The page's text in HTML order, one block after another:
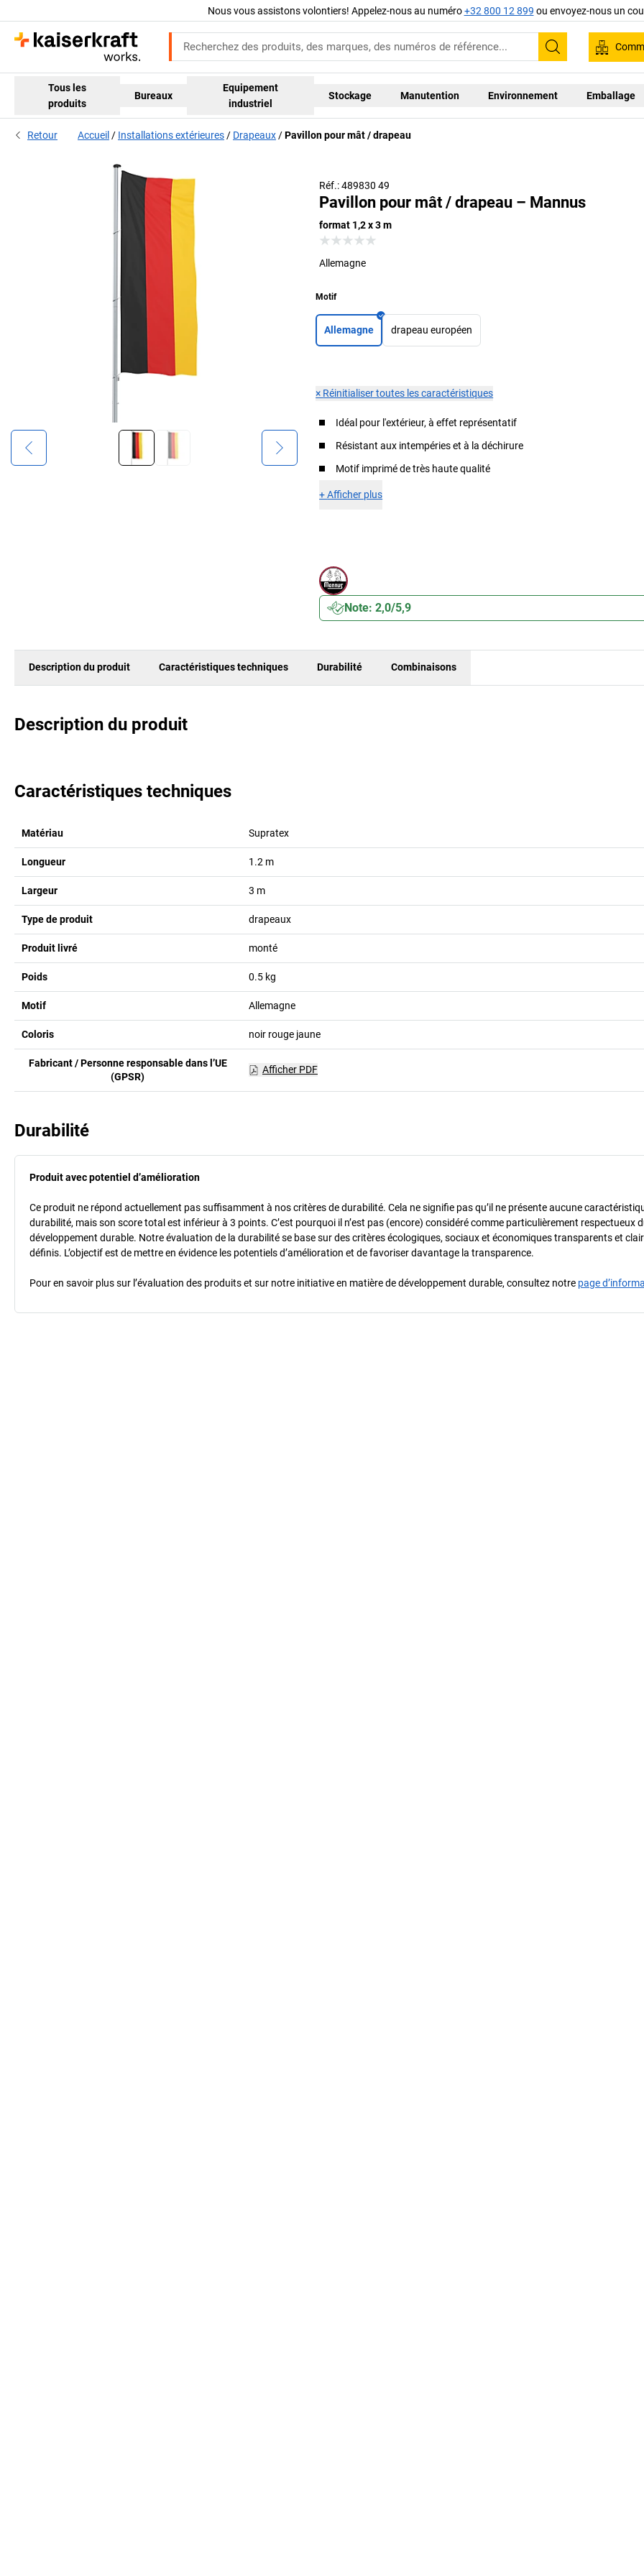
Nous vous assistons volontiers! Appelez-nous au numéro+32 800 12 899 ou envoyez-nous un
Recherche
Tous les
produits
Bureaux
Equipement
industriel
Stockage Manutention Environnement Emballage
Retour Accueil Installations extérieures Drapeaux Pavillon pour mât / drapeau
Réf.: 489830 49
Pavillon pour mât / drapeau – Mannus
format 1,2 x 3 m
Allemagne
Motif
Allemagne drapeau européen
× Réinitialiser toutes les caractéristiques
Idéal pour l'extérieur, à effet représentatif
Résistant aux intempéries et à la déchirure
Motif imprimé de très haute qualité
+Afficher plus
Note: 2,0/5,9
Description du produit Caractéristiques techniques Durabilité Combinaisons
Description du produit
Caractéristiques techniques
Matériau Supratex
Longueur 1.2 m
Largeur 3 m
Type de produit drapeaux
Produit livré monté
Poids 0.5 kg
Motif Allemagne
Coloris noir rouge jaune
Fabricant / Personne responsable dans l’UE
(GPSR)
Afficher PDF
Durabilité
Produit avec potentiel d’amélioration
Ce produit ne répond actuellement pas suffisamment à nos critères de durabilité. Cela ne signifie pas qu’il ne présente aucune
durabilité, mais son score total est inférieur à 3 points. C’est pourquoi il n’est pas (encore) considéré comme particulièrement respectueux
développement durable. Notre évaluation de la durabilité se base sur des critères écologiques, sociaux et économiques transparents et
définis. L’objectif est de mettre en évidence les potentiels d’amélioration et de favoriser davantage la transparence.
Pour en savoir plus sur l’évaluation des produits et sur notre initiative en matière de développement durable, consultez notre page